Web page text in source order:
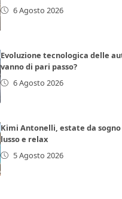
6 Agosto 2026
Evoluzione tecnologica delle
vanno di pari passo?
6 Agosto 2026
Kimi Antonelli, estate da
lusso e relax
5 Agosto 2026